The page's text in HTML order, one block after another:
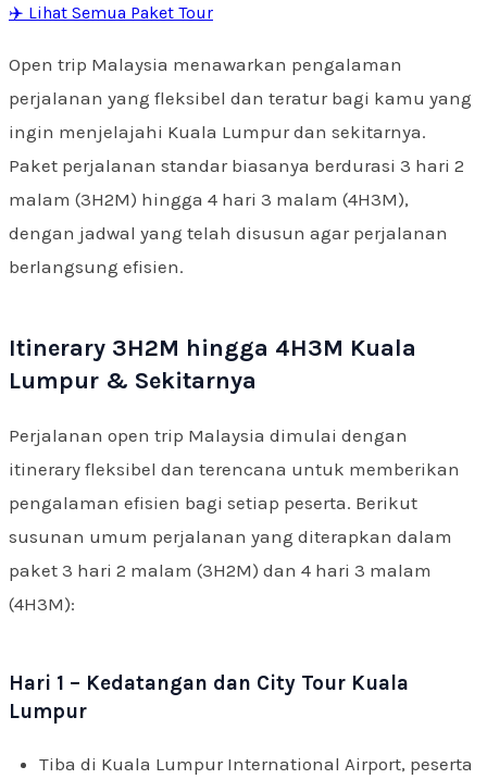
✈️ Lihat Semua Paket Tour
Open trip Malaysia menawarkan pengalaman
perjalanan yang fleksibel dan teratur bagi kamu yang
ingin menjelajahi Kuala Lumpur dan sekitarnya.
Paket perjalanan standar biasanya berdurasi 3 hari 2
malam (3H2M) hingga 4 hari 3 malam (4H3M),
dengan jadwal yang telah disusun agar perjalanan
berlangsung efisien.
Itinerary 3H2M hingga 4H3M Kuala
Lumpur & Sekitarnya
Perjalanan open trip Malaysia dimulai dengan
itinerary fleksibel dan terencana untuk memberikan
pengalaman efisien bagi setiap peserta. Berikut
susunan umum perjalanan yang diterapkan dalam
paket 3 hari 2 malam (3H2M) dan 4 hari 3 malam
(4H3M):
Hari 1 – Kedatangan dan City Tour Kuala
Lumpur
Tiba di Kuala Lumpur International Airport, peserta